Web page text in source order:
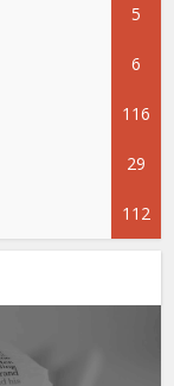
5
6
116
29
112